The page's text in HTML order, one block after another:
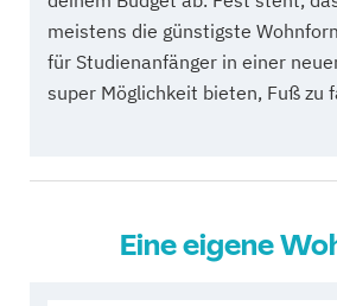
meistens die günstigste
für Studienanfänger in einer
super Möglichkeit bieten, Fuß zu
Eine eigene